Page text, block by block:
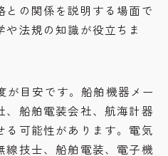
の関係を説明する場面で
法規の知識が役立ちま
が目安です。船舶機器メー
、船舶電装会社、航海計器
る可能性があります。電気
線技士、船舶電装、電子機